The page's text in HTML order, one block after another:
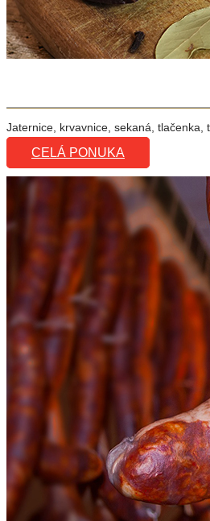
Jaternice, krvavnice, sekaná, tlačenka,
CELÁ PONUKA